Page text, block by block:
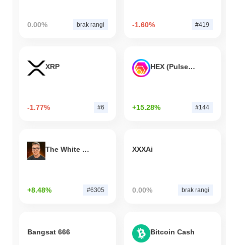
0.00% brak rangi -1.60% #419
XRP
-1.77% #6
HEX (Pulsechain)
+15.28% #144
The White Bull
+8.48% #6305
XXXAi
0.00% brak rangi
Bangsat 666 Bitcoin Cash